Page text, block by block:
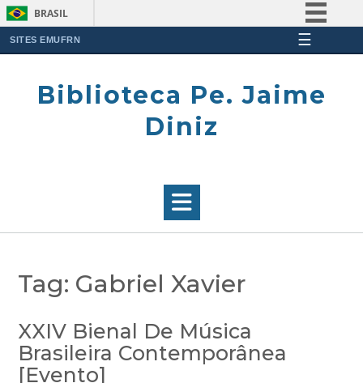
BRASIL
Participe
SITES EMUFRN ☰
Biblioteca Pe. Jaime
Diniz
Tag: Gabriel Xavier
XXIV Bienal De Música
Brasileira Contemporânea
[Evento]